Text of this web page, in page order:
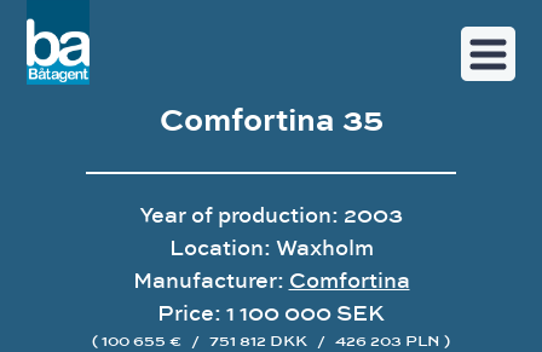
Comfortina 35
Year of production: 2003
Location: Waxholm
Manufacturer: Comfortina
Price: 1 100 000 SEK
( 100 655 € / 751 812 DKK / 426 203 PLN )